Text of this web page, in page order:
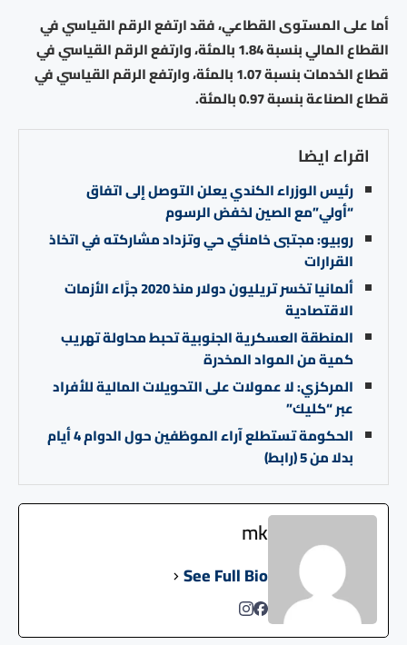
أما على المستوى القطاعي، فقد ارتفع الرقم القياسي في
القطاع المالي بنسبة 1.84 بالمئة، وارتفع الرقم القياسي في
قطاع الخدمات بنسبة 1.07 بالمئة، وارتفع الرقم القياسي في
قطاع الصناعة بنسبة 0.97 بالمئة.
اقراء ايضا
رئيس الوزراء الكندي يعلن التوصل إلى اتفاق
“أولي”مع الصين لخفض الرسوم
روبيو: مجتبى خامنئي حي وتزداد مشاركته في اتخاذ
القرارات
ألمانيا تخسر تريليون دولار منذ 2020 جرَّاء الأزمات
الاقتصادية
المنطقة العسكرية الجنوبية تحبط محاولة تهريب
كمية من المواد المخدرة
المركزي: لا عمولات على التحويلات المالية للأفراد
عبر “كليك”
الحكومة تستطلع آراء الموظفين حول الدوام 4 أيام
بدلا من 5 (رابط)
mk
See Full Bio